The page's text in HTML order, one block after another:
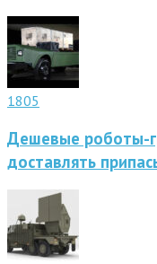
1805
Дешевые роботы-
доставлять